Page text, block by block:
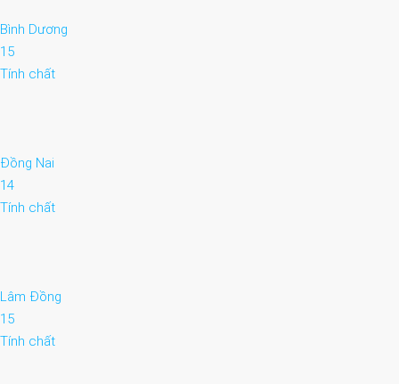
Bình Dương
15
Tính chất
Đồng Nai
14
Tính chất
Lâm Đồng
15
Tính chất